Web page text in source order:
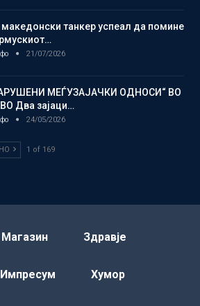
танкер успеал да помине
21/07/2026
МЕЃУЗАЈАЧКИ ОДНОСИ“ ВО
Два зајаци…
24/05/2026
1 of 169
Магазин Здравје
Импресум Хумор